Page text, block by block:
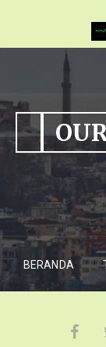
BERANDA